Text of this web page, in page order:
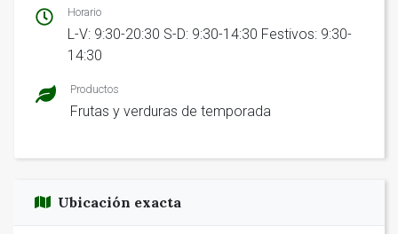
Horario
L-V: 9:30-20:30 S-D: 9:30-14:30 Festivos: 9:30-
14:30
Productos
Frutas y verduras de temporada
Ubicación exacta